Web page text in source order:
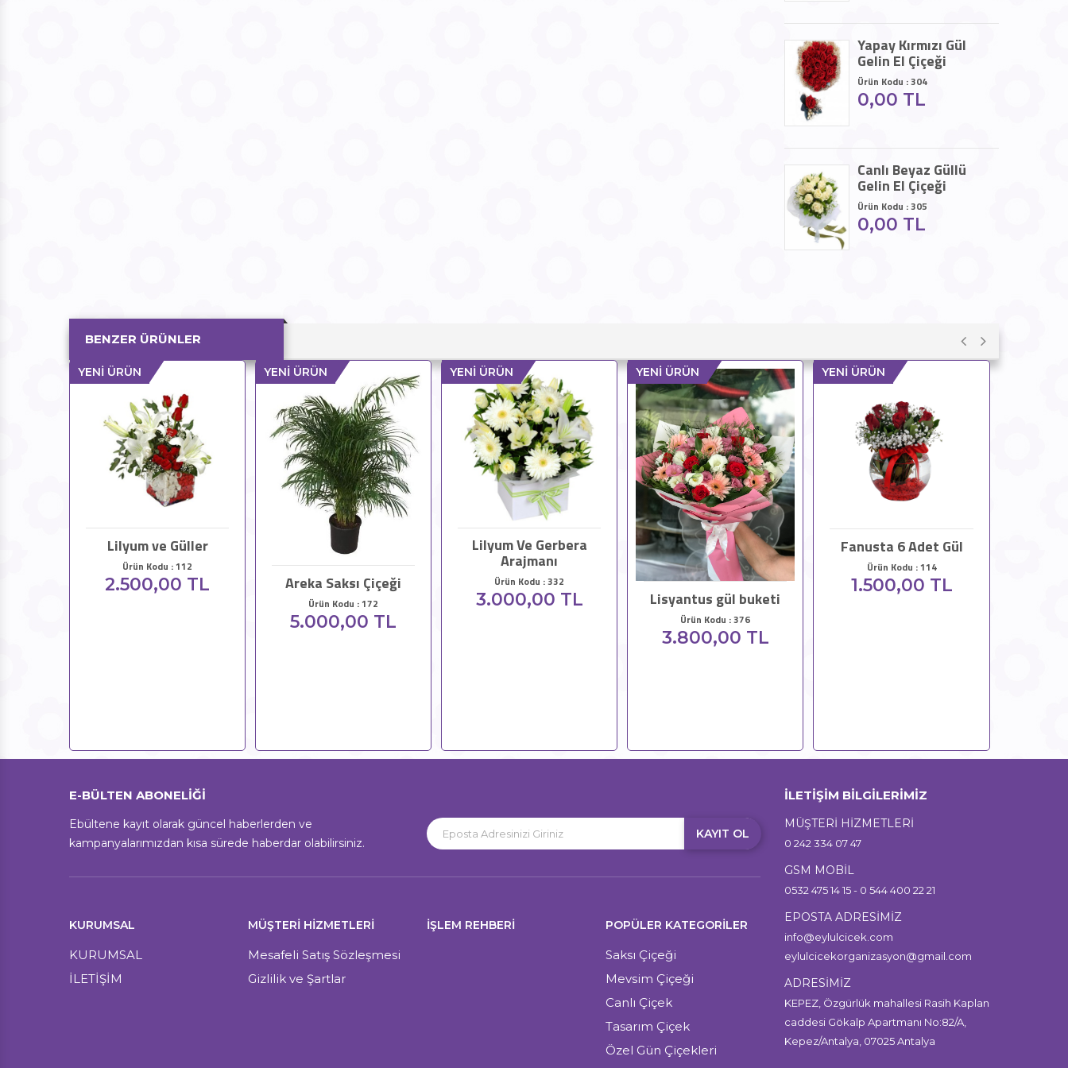
Yapay Kırmızı Gül
Gelin El Çiçeği
Ürün Kodu : 304
0,00 TL
Canlı Beyaz Güllü
Gelin El Çiçeği
Ürün Kodu : 305
0,00 TL
BENZER ÜRÜNLER
YENİ ÜRÜN
Lilyum ve Güller
Ürün Kodu : 112
2.500,00 TL
YENİ ÜRÜN
Areka Saksı Çiçeği
Ürün Kodu : 172
5.000,00 TL
YENİ ÜRÜN
Lilyum Ve Gerbera
Arajmanı
Ürün Kodu : 332
3.000,00 TL
YENİ ÜRÜN
Lisyantus gül buketi
Ürün Kodu : 376
3.800,00 TL
YENİ ÜRÜN
Fanusta 6 Adet Gül
Ürün Kodu : 114
1.500,00 TL
E-BÜLTEN ABONELİĞİ
Ebültene kayıt olarak güncel haberlerden ve
kampanyalarımızdan kısa sürede haberdar olabilirsiniz.
KAYIT OL
KURUMSAL
KURUMSAL
İLETİŞİM
MÜŞTERI HIZMETLERI
Mesafeli Satış Sözleşmesi
Gizlilik ve Şartlar
İŞLEM REHBERİ POPÜLER KATEGORİLER
Saksı Çiçeği
Mevsim Çiçeği
Canlı Çiçek
Tasarım Çiçek
Özel Gün Çiçekleri
İLETİŞİM BİLGİLERİMİZ
MÜŞTERİ HİZMETLERİ
0 242 334 07 47
GSM MOBİL
0532 475 14 15 - 0 544 400 22 21
EPOSTA ADRESİMİZ
info@eylulcicek.com
eylulcicekorganizasyon@gmail.com
ADRESİMİZ
KEPEZ, Özgürlük mahallesi Rasih Kaplan
caddesi Gökalp Apartmanı No:82/A,
Kepez/Antalya, 07025 Antalya